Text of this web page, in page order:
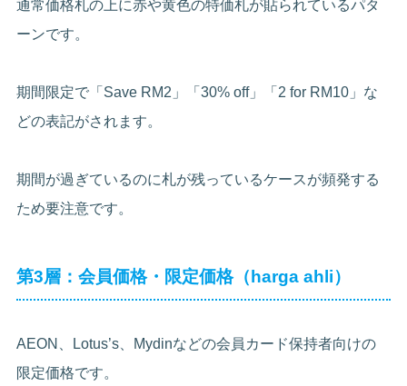
通常価格札の上に赤や黄色の特価札が貼られているパタ
ーンです。
期間限定で「Save RM2」「30% off」「2 for RM10」な
どの表記がされます。
期間が過ぎているのに札が残っているケースが頻発する
ため要注意です。
第3層：会員価格・限定価格（harga ahli）
AEON、Lotus’s、Mydinなどの会員カード保持者向けの
限定価格です。